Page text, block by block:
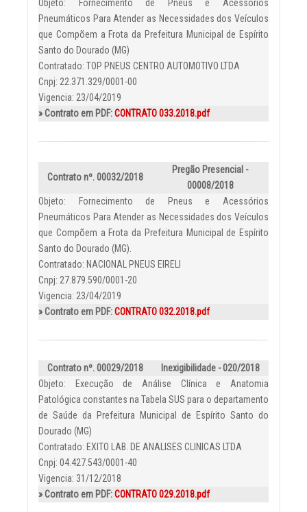
Objeto: Fornecimento de Pneus e Acessórios
Pneumáticos Para Atender as Necessidades dos Veículos
que Compõem a Frota da Prefeitura Municipal de Espírito
Santo do Dourado (MG)
Contratado: TOP PNEUS CENTRO AUTOMOTIVO LTDA
Cnpj: 22.371.329/0001-00
Vigencia: 23/04/2019
» Contrato em PDF:CONTRATO 033.2018.pdf
Contrato nº. 00032/2018
Pregão Presencial -
00008/2018
Objeto: Fornecimento de Pneus e Acessórios
Pneumáticos Para Atender as Necessidades dos Veículos
que Compõem a Frota da Prefeitura Municipal de Espírito
Santo do Dourado (MG).
Contratado: NACIONAL PNEUS EIRELI
Cnpj: 27.879.590/0001-20
Vigencia: 23/04/2019
» Contrato em PDF:CONTRATO 032.2018.pdf
Contrato nº. 00029/2018
Inexigibilidade - 020/2018
Objeto: Execução de Análise Clínica e Anatomia
Patológica constantes na Tabela SUS para o departamento
de Saúde da Prefeitura Municipal de Espírito Santo do
Dourado (MG)
Contratado: EXITO LAB. DE ANALISES CLINICAS LTDA
Cnpj: 04.427.543/0001-40
Vigencia: 31/12/2018
» Contrato em PDF:CONTRATO 029.2018.pdf